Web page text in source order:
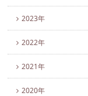
2023年
2022年
2021年
2020年